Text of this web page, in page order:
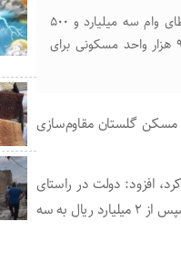
سرپرست معاونت بازسازی و مسکن روستایی بنیاد مسکن گلستان، سهمیه استان برای اعطای وام سه میلیارد و ۵۰۰
میلیون ریالی مسکن روستایی را ۱۲ هزار واحد مسکونی اعلام کرد و گفت: تاکنون مالکان ۹ هزار واحد مسکونی برای
۱۳۸۴ شروع شده و تعهد بنیاد مسکن گلستان مقاوم‌سازی
روستایی در ۲ مرحله افزایش پیدا کرد، افزود: دولت در راستای
حمایت از روستانشینان، ابتدا مبلغ تسهیلات را از یک میلیارد ریال به ۲ میلیارد ریال رساند و سپس از ۲ میلیارد ریال به سه